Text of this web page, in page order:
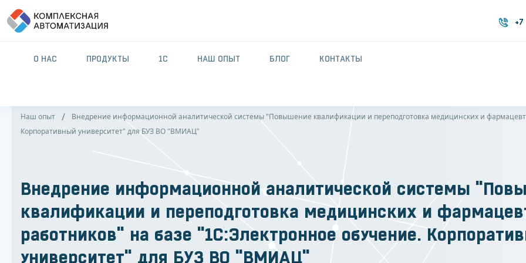
О НАС ПРОДУКТЫ 1С НАШ ОПЫТ БЛОГ КОНТАКТЫ
Наш опыт
Внедрение информационной аналитической системы "Повышение квалификации и переподготовка медицинских и
Корпоративный университет" для БУЗ ВО "ВМИАЦ"
Внедрение информационной аналитической системы
квалификации и переподготовка медицинских и
работников" на базе "1С:Электронное обучение.
университет" для БУЗ ВО "ВМИАЦ"